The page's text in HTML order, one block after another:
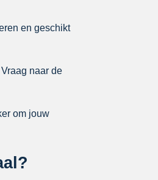
en geschikt
naar de
om jouw